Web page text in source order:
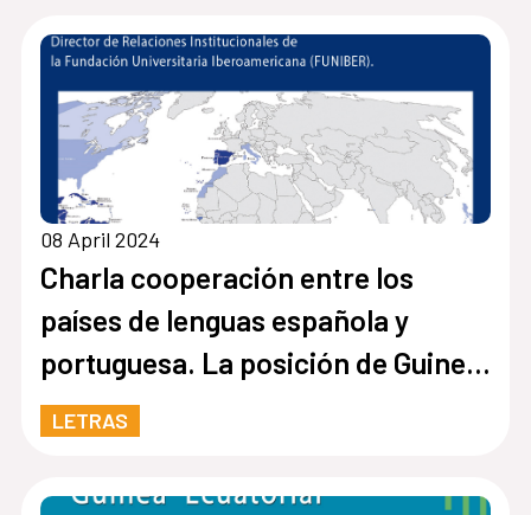
08 April 2024
Charla cooperación entre los
países de lenguas española y
portuguesa. La posición de Guinea
Ecuatorial
LETRAS